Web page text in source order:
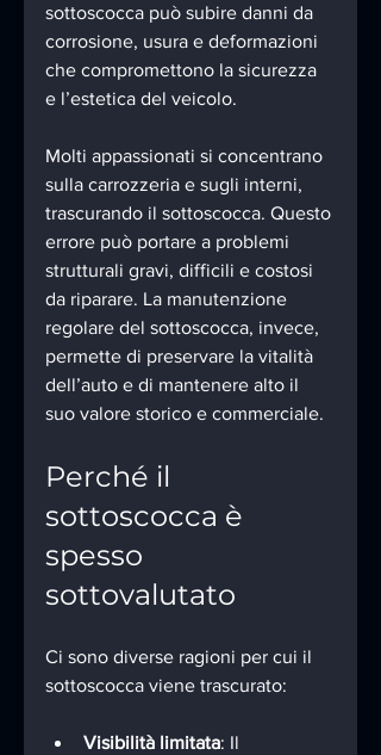
sottoscocca può subire danni da
corrosione, usura e deformazioni
che compromettono la sicurezza
e l’estetica del veicolo.
Molti appassionati si concentrano
sulla carrozzeria e sugli interni,
trascurando il sottoscocca. Questo
errore può portare a problemi
strutturali gravi, difficili e costosi
da riparare. La manutenzione
regolare del sottoscocca, invece,
permette di preservare la vitalità
dell’auto e di mantenere alto il
suo valore storico e commerciale.
Perché il
sottoscocca è
spesso
sottovalutato
Ci sono diverse ragioni per cui il
sottoscocca viene trascurato:
Visibilità limitata: Il